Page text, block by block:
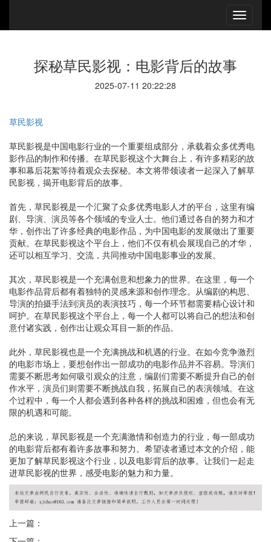
探秘草民影视：电影背后的故事
2025-07-11 20:22:28
草民影视
草民影视是中国电影行业的一个重要组成部分，承载着众多优秀电
影作品的制作和传播。在草民影视这个大舞台上，有许多精彩的故
事和幕后花絮等待着观众去探秘。本文将带领读者一起深入了解草
民影视，揭开电影背后的故事。
首先，草民影视是一个汇聚了众多优秀电影人才的平台，这里有编
剧、导演、演员等各个领域的专业人士。他们通过各自的努力和才
华，创作出了许多经典的电影作品，为中国电影的发展做出了重要
贡献。在草民影视这个平台上，他们不仅有机会展现自己的才华，
还可以相互学习、交流，共同推动中国电影事业的发展。
其次，草民影视是一个充满创意和想象力的世界。在这里，每一个
电影作品背后都有着独特的灵感来源和创作理念。从编剧的构思、
导演的拍摄手法到演员的表演技巧，每一个环节都需要精心设计和
呵护。在草民影视这个平台上，每一个人都可以将自己的想法和创
意付诸实践，创作出让观众耳目一新的作品。
此外，草民影视也是一个充满挑战和机遇的行业。在如今竞争激烈
的电影市场上，要想创作出一部成功的电影作品并不容易。导演们
需要不断思考如何吸引观众的注意，编剧们需要不断提升自己的创
作水平，演员们则需要不断挑战自我，拓展自己的表演领域。在这
个过程中，每一个人都会遇到各种各样的挑战和困难，但也会有无
限的机遇和可能。
总的来说，草民影视是一个充满激情和创造力的行业，每一部成功
的电影背后都有着许多故事和努力。希望读者通过本文的介绍，能
更加了解草民影视这个行业，以及电影背后的故事。让我们一起走
进草民影视的世界，感受电影的魅力和力量。
上一篇：